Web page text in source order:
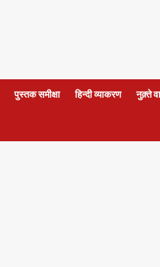
पुस्तक समीक्षा हिन्दी व्याकरण नुक़्ते